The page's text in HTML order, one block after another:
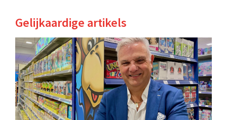
Gelijkaardige artikels